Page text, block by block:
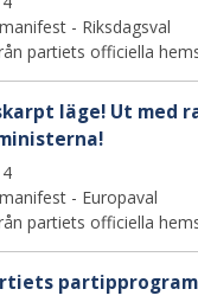
- Riksdagsval
partiets officiella
läge! Ut med
- Europaval
partiets officiella
partipprogram